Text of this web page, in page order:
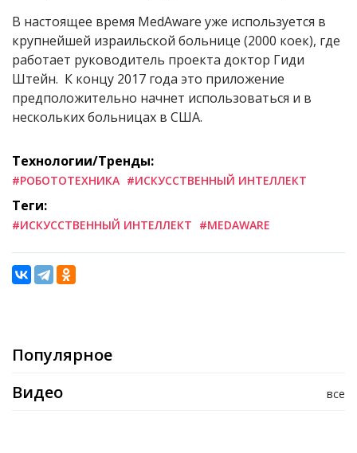
В настоящее время MedAware уже используется в
крупнейшей израильской больнице (2000 коек), где
работает руководитель проекта доктор Гиди
Штейн. К концу 2017 года это приложение
предположительно начнет использоваться и в
нескольких больницах в США.
Технологии/Тренды:
#РОБОТОТЕХНИКА #ИСКУССТВЕННЫЙ ИНТЕЛЛЕКТ
Теги:
#ИСКУССТВЕННЫЙ ИНТЕЛЛЕКТ #MEDAWARE
Популярное
все
Видео